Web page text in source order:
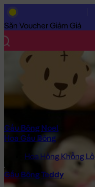
Săn Voucher Giảm Giá
Gấu Bông Noel
Hoa Gấu Bông
Hoa Hồng Khổng Lồ
Gấu Bông Teddy
Trang Chủ